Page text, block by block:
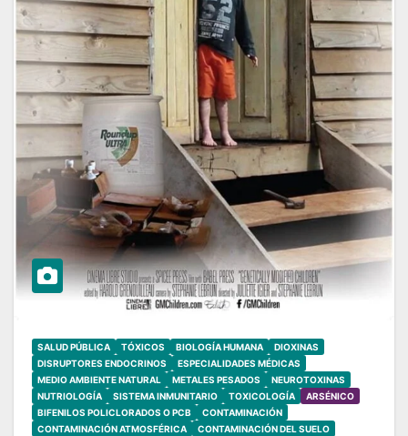
SALUD PÚBLICA TÓXICOS BIOLOGÍA HUMANA
DIOXINAS
DISRUPTORES ENDOCRINOS
ESPECIALIDADES MÉDICAS
MEDIO AMBIENTE NATURAL
METALES PESADOS
NEUROTOXINAS
NUTRIOLOGÍA
SISTEMA INMUNITARIO TOXICOLOGÍA
ARSÉNICO
BIFENILOS POLICLORADOS O PCB
CONTAMINACIÓN
CONTAMINACIÓN ATMOSFÉRICA
CONTAMINACIÓN DEL SUELO